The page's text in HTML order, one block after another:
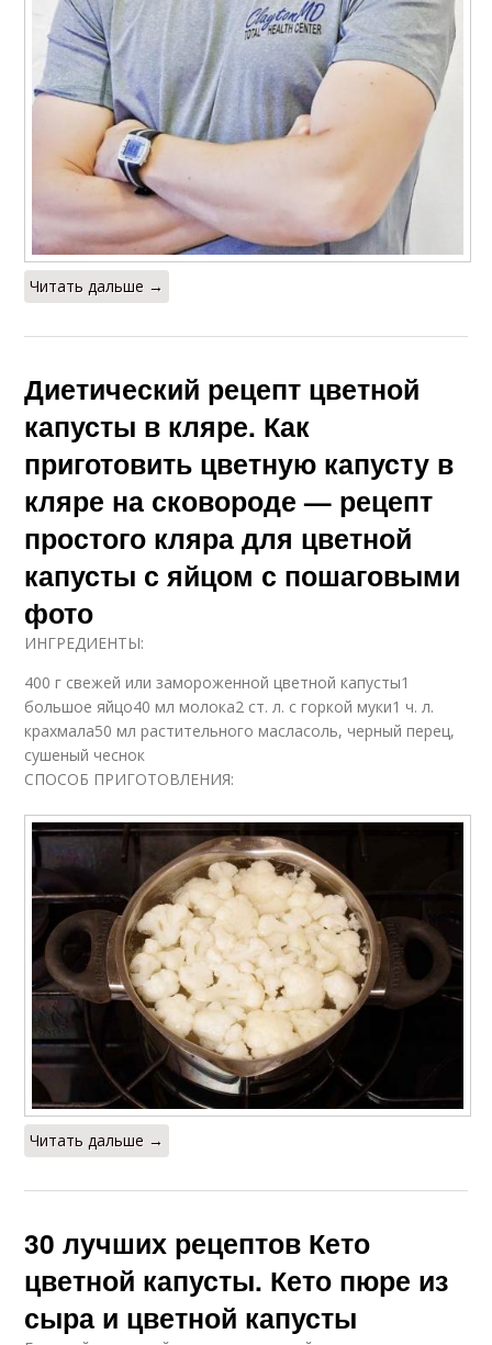
Читать дальше →
Диетический рецепт цветной
капусты в кляре. Как
приготовить цветную капусту в
кляре на сковороде — рецепт
простого кляра для цветной
капусты с яйцом с пошаговыми
фото
ИНГРЕДИЕНТЫ:
400 г свежей или замороженной цветной капусты1
большое яйцо40 мл молока2 ст. л. с горкой муки1 ч. л.
крахмала50 мл растительного масласоль, черный перец,
сушеный чеснок
СПОСОБ ПРИГОТОВЛЕНИЯ:
Читать дальше →
30 лучших рецептов Кето
цветной капусты. Кето пюре из
сыра и цветной капусты